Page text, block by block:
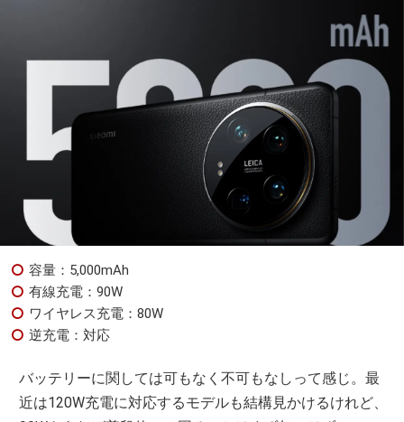
容量：5,000mAh
有線充電：90W
ワイヤレス充電：80W
逆充電：対応
バッテリーに関しては可もなく不可もなしって感じ。最
近は120W充電に対応するモデルも結構見かけるけれど、